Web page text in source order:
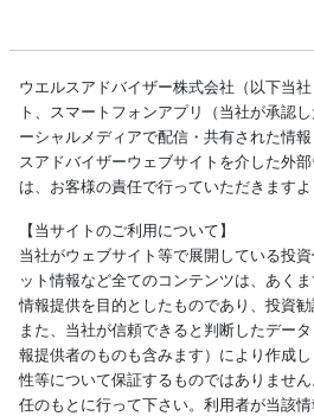
ウエルスアドバイザー株式会社（以下当
ト、スマートフォンアプリ（当社が承認
ーシャルメディアで配信・共有された情
スアドバイザーウェブサイトを介した外
は、お客様の責任で行っていただきますよ
【当サイトのご利用について】
当社がウェブサイト等で展開している投
ット情報など全てのコンテンツは、あく
情報提供を目的としたものであり、投資勧
また、当社が信頼できると判断したデー
報提供者のものも含みます）により作成
性等について保証するものではありませ
任のもとに行って下さい。利用者が当該